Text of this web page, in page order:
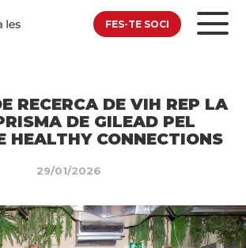
FES-TE SOCI
RECERCA DE VIH REP LA
DE GILEAD PEL
HEALTHY CONNECTIONS
29/01/2026